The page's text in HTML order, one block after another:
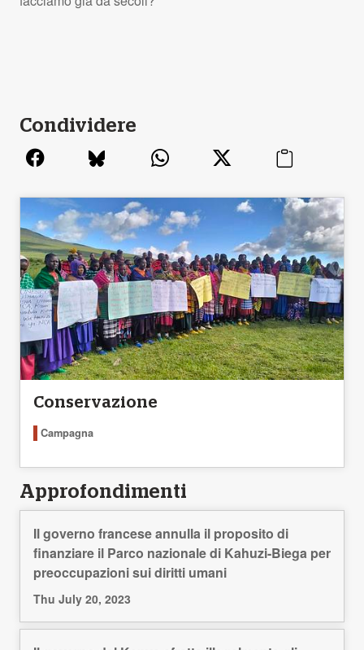
Condividere
Conservazione
Campagna
Approfondimenti
Il governo francese annulla il proposito di
finanziare il Parco nazionale di Kahuzi-Biega per
preoccupazioni sui diritti umani
Thu July 20, 2023